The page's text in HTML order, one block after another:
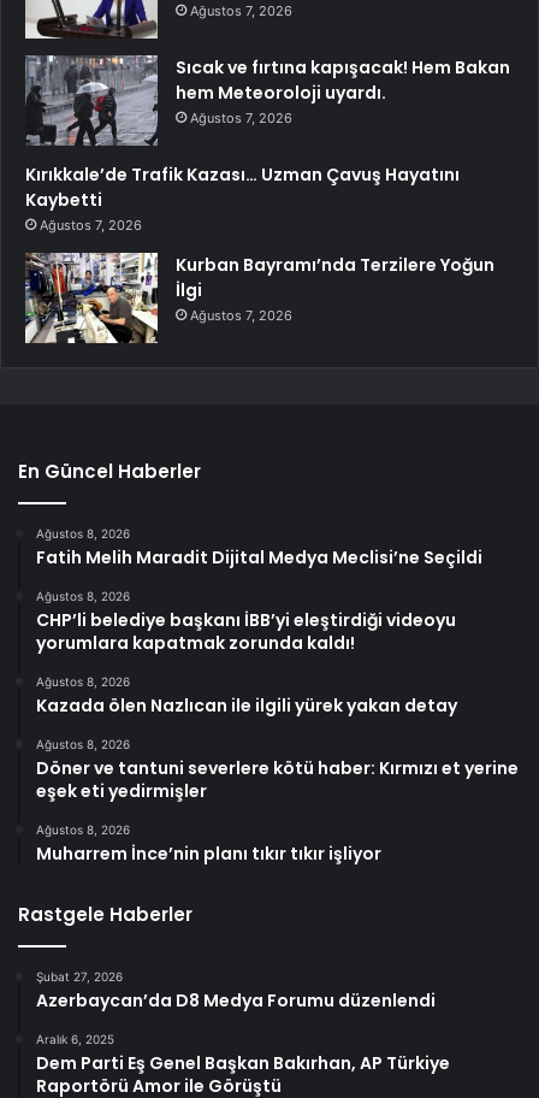
Ağustos 7, 2026
Sıcak ve fırtına kapışacak! Hem Bakan
hem Meteoroloji uyardı.
Ağustos 7, 2026
Kırıkkale’de Trafik Kazası… Uzman Çavuş Hayatını
Kaybetti
Ağustos 7, 2026
Kurban Bayramı’nda Terzilere Yoğun
İlgi
Ağustos 7, 2026
En Güncel Haberler
Ağustos 8, 2026
Fatih Melih Maradit Dijital Medya Meclisi’ne Seçildi
Ağustos 8, 2026
CHP’li belediye başkanı İBB’yi eleştirdiği videoyu
yorumlara kapatmak zorunda kaldı!
Ağustos 8, 2026
Kazada ölen Nazlıcan ile ilgili yürek yakan detay
Ağustos 8, 2026
Döner ve tantuni severlere kötü haber: Kırmızı et yerine
eşek eti yedirmişler
Ağustos 8, 2026
Muharrem İnce’nin planı tıkır tıkır işliyor
Rastgele Haberler
Şubat 27, 2026
Azerbaycan’da D8 Medya Forumu düzenlendi
Aralık 6, 2025
Dem Parti Eş Genel Başkan Bakırhan, AP Türkiye
Raportörü Amor ile Görüştü